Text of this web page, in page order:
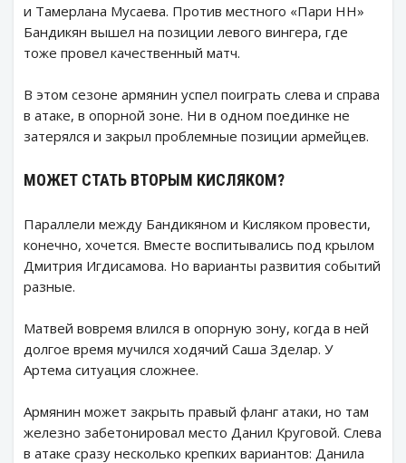
и Тамерлана Мусаева. Против местного «Пари НН»
Бандикян вышел на позиции левого вингера, где
тоже провел качественный матч.
В этом сезоне армянин успел поиграть слева и справа
в атаке, в опорной зоне. Ни в одном поединке не
затерялся и закрыл проблемные позиции армейцев.
МОЖЕТ СТАТЬ ВТОРЫМ КИСЛЯКОМ?
Параллели между Бандикяном и Кисляком провести,
конечно, хочется. Вместе воспитывались под крылом
Дмитрия Игдисамова. Но варианты развития событий
разные.
Матвей вовремя влился в опорную зону, когда в ней
долгое время мучился ходячий Саша Зделар. У
Артема ситуация сложнее.
Армянин может закрыть правый фланг атаки, но там
железно забетонировал место Данил Круговой. Слева
в атаке сразу несколько крепких вариантов: Данила